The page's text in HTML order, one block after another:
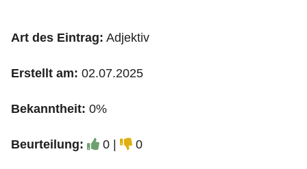
V
Art des Eintrag: Adjektiv
Erstellt am: 02.07.2025
Bekanntheit: 0%
Beurteilung: 0 | 0